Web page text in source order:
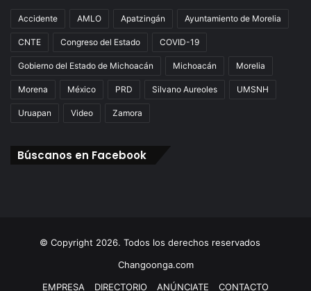
Accidente AMLO Apatzingán Ayuntamiento de Morelia
CNTE Congreso del Estado COVID-19
Gobierno del Estado de Michoacán Michoacán Morelia
Morena México PRD Silvano Aureoles UMSNH
Uruapan Video Zamora
Búscanos en Facebook
© Copyright 2026. Todos los derechos reservados
Changoonga.com
EMPRESA
DIRECTORIO ANÚNCIATE CONTACTO